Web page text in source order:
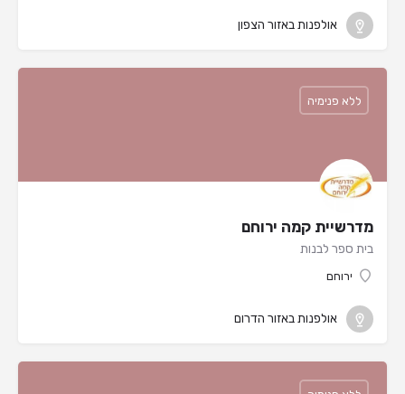
אולפנות באזור הצפון
מדרשיית קמה ירוחם
בית ספר לבנות
ירוחם
ללא פנימיה
אולפנות באזור הדרום